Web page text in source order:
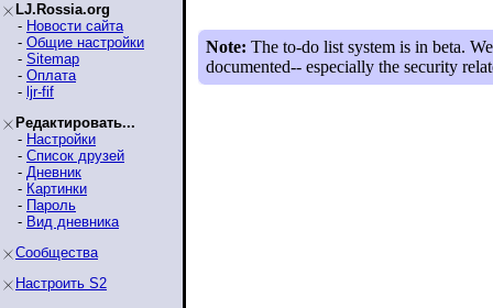
LJ.Rossia.org
- Новости сайта
- Общие настройки
- Sitemap
- Оплата
- ljr-fif
Редактировать...
- Настройки
- Список друзей
- Дневник
- Картинки
- Пароль
- Вид дневника
Сообщества
Настроить S2
Note: The to-do list system is in beta.
documented-- especially the security